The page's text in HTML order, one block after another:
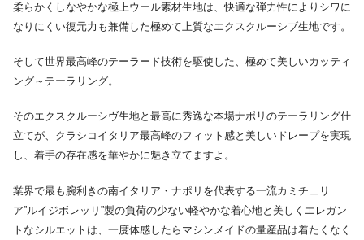
柔らかくしなやかな極上ウール素材生地は、快適な弾力性によりシワに
なりにくい復元力も兼備した極めて上質なエクスクルーシブ生地です。
そして世界最高峰のテーラード技術を駆使した、極めて美しいカッティ
ング～テーラリング。
そのエクスクルーシヴ生地と最高に秀逸な本場ナポリのテーラリング仕
立てが、クラシコイタリア最高峰のフィット感と美しいドレープを実現
し、着手の存在感を華やかに魅き立てますよ。
業界で最も腕利きの南イタリア・ナポリを代表する一流カミチェリ
ア”ルイジボレッリ”製の負荷の少ない軽やかな着心地と美しくエレガン
トなシルエットは、一度体感したらマシンメイドの量産品は着たくなく